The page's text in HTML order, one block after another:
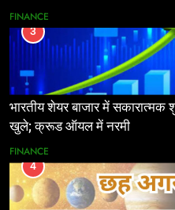
FINANCE
3
भारतीय शेयर बाजार में
खुले; क्रूड ऑयल में नरमी
FINANCE
4